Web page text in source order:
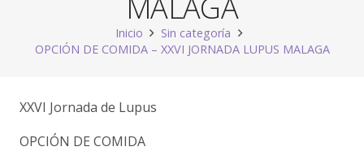
Inicio
Sin categoría
OPCIÓN DE COMIDA – XXVI JORNADA LUPUS MALAGA
XXVI Jornada de Lupus
OPCIÓN DE COMIDA